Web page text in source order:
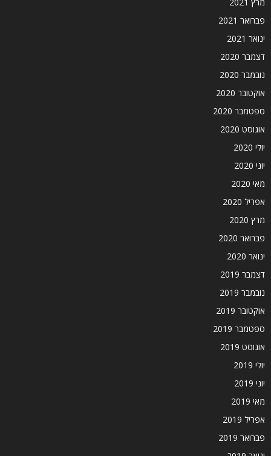
פברואר 2021
ינואר 2021
דצמבר 2020
נובמבר 2020
אוקטובר 2020
ספטמבר 2020
אוגוסט 2020
יולי 2020
יוני 2020
מאי 2020
אפריל 2020
מרץ 2020
פברואר 2020
ינואר 2020
דצמבר 2019
נובמבר 2019
אוקטובר 2019
ספטמבר 2019
אוגוסט 2019
יולי 2019
יוני 2019
מאי 2019
אפריל 2019
פברואר 2019